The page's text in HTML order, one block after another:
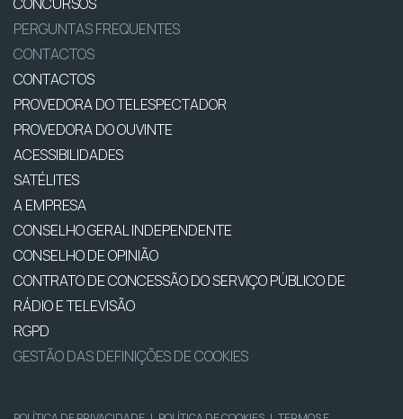
PERGUNTAS FREQUENTES
CONTACTOS
CONTACTOS
PROVEDORA DO TELESPECTADOR
PROVEDORA DO OUVINTE
ACESSIBILIDADES
SATÉLITES
A EMPRESA
CONSELHO GERAL INDEPENDENTE
CONSELHO DE OPINIÃO
CONTRATO DE CONCESSÃO DO SERVIÇO PÚBLICO DE
RÁDIO E TELEVISÃO
RGPD
GESTÃO DAS DEFINIÇÕES DE COOKIES